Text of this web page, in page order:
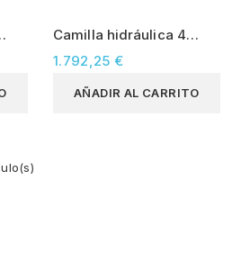
Camilla hidráulica 4
secciones Mobercas (CH-
2140-AR)
1.792,25 €
AÑADIR AL CARRITO